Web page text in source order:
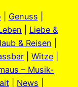
Genuss
Liebe &
& Reisen
Witze
– Musik-
News